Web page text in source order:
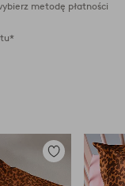
metodę płatności
Dodaj
ulubionych